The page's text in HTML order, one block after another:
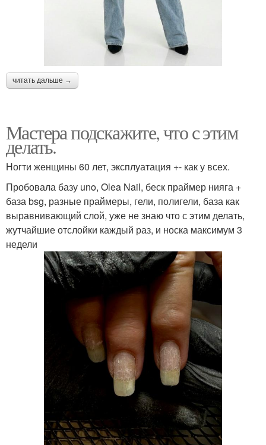
читать дальше →
Мастера подскажите, что с этим
делать.
Ногти женщины 60 лет, эксплуатация +- как у всех.
Пробовала базу uno, Olea Nail, беск праймер нияга +
база bsg, разные праймеры, гели, полигели, база как
выравнивающий слой, уже не знаю что с этим делать,
жутчайшие отслойки каждый раз, и носка максимум 3
недели